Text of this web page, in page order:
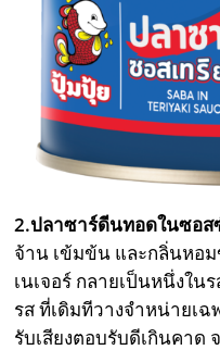
2.ปลาซาร์ดีนทอดในซอส
จ้าน เข้มข้น และกลิ่นหอ
เนเจอร์ กลายเป็นหนึ่งใ
รส ที่เดิมทีวางจำหน่ายเฉ
รับเสียงตอบรับดีเกินคาด